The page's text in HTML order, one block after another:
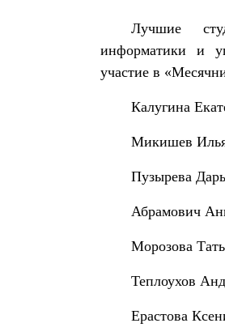
Лучшие
информатики и
участие в
Калугина
Микишев
Пузырева
Абрамович
Морозова
Теплоухов
Ерастова